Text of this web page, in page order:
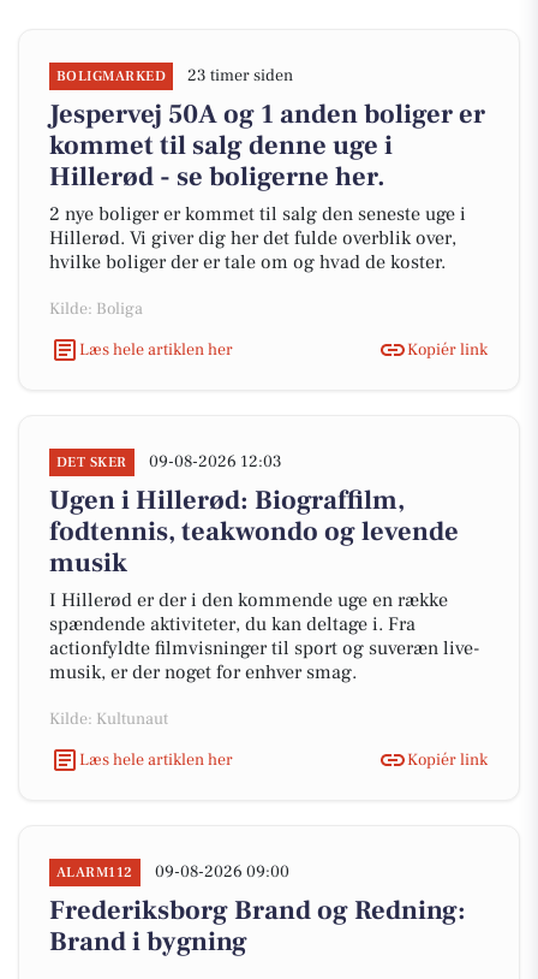
BOLIGMARKED 23 timer siden
Jespervej 50A og 1 anden boliger er
kommet til salg denne uge i
Hillerød - se boligerne her.
2 nye boliger er kommet til salg den seneste uge i
Hillerød. Vi giver dig her det fulde overblik over,
hvilke boliger der er tale om og hvad de koster.
Kilde: Boliga
Læs hele artiklen her
Kopiér link
DET SKER 09-08-2026 12:03
Ugen i Hillerød: Biograffilm,
fodtennis, teakwondo og levende
musik
I Hillerød er der i den kommende uge en række
spændende aktiviteter, du kan deltage i. Fra
actionfyldte filmvisninger til sport og suveræn live-
musik, er der noget for enhver smag.
Kilde: Kultunaut
Læs hele artiklen her
Kopiér link
ALARM112 09-08-2026 09:00
Frederiksborg Brand og Redning:
Brand i bygning